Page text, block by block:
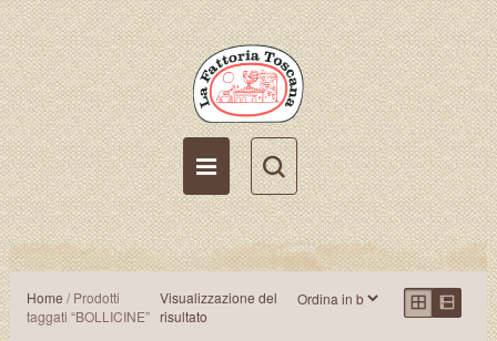
Home / Prodotti
taggati “BOLLICINE”
Visualizzazione del
risultato
Italiano (it)
Account
Carrello